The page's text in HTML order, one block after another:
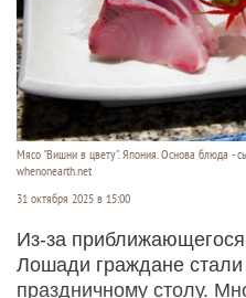
Мясо "Вишни в цвету". Япония. Основа блюда -
whenonearth.net
31 октября 2025 в 15:00
Из-за
Лошади граждане стали
праздничному столу.